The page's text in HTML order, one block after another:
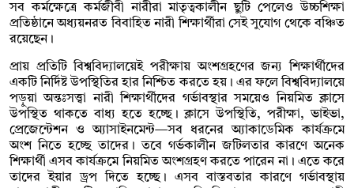
সব কর্মক্ষেত্রে কর্মজীবী নারীরা মাতৃত্বকালীন ছুটি পেলেও উচ্চশিক্ষা
প্রতিষ্ঠানে অধ্যয়নরত বিবাহিত নারী শিক্ষার্থীরা সেই সুযোগ থেকে বঞ্চিত
রয়েছেন।
প্রায় প্রতিটি বিশ্ববিদ্যালয়েই পরীক্ষায় অংশগ্রহণের জন্য শিক্ষার্থীদের
একটি নির্দিষ্ট উপস্থিতির হার নিশ্চিত করতে হয়। এর ফলে বিশ্ববিদ্যালয়ে
পড়ুয়া অন্তঃসত্ত্বা নারী শিক্ষার্থীদের গর্ভাবস্থার সময়েও নিয়মিত ক্লাসে
উপস্থিত থাকতে বাধ্য হতে হচ্ছে। ক্লাসে উপস্থিতি, পরীক্ষা, ভাইভা,
প্রেজেন্টেশন ও অ্যাসাইনমেন্ট—সব ধরনের অ্যাকাডেমিক কার্যক্রমে
অংশ নিতে হচ্ছে তাদের। তবে গর্ভকালীন জটিলতার কারণে অনেক
শিক্ষার্থী এসব কার্যক্রমে নিয়মিত অংশগ্রহণ করতে পারেন না। এতে করে
তাদের ইয়ার ড্রপ দিতে হচ্ছে। এসব বাস্তবতার কারণে গর্ভাবস্থায়